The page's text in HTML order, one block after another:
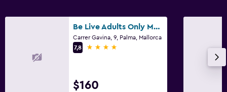
Be Live Adults Only Marivent
Carrer Gavina, 9, Palma, Mallorca
7,8
4 estrellas
$160